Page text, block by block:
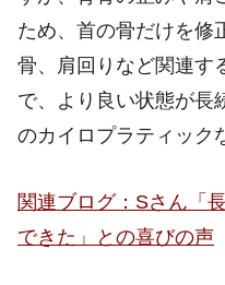
ため、首の骨だけを修
骨、肩回りなど関連す
で、より良い状態が長
のカイロプラティック
関連ブログ：Sさん「
できた」との喜びの声